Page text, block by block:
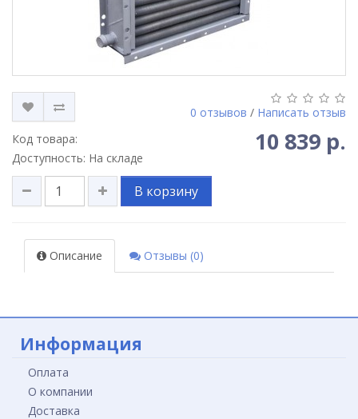
0 отзывов / Написать отзыв
Код товара:
Доступность: На складе
10 839 р.
В корзину
Описание Отзывы (0)
Информация
Оплата
О компании
Доставка